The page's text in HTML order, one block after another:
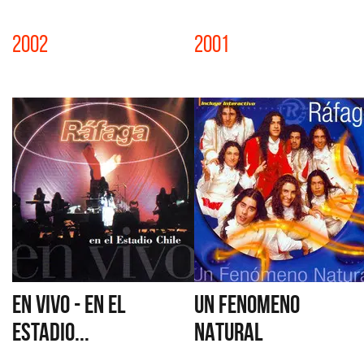
2002 2001
EN VIVO - EN EL
ESTADIO...
UN FENOMENO
NATURAL